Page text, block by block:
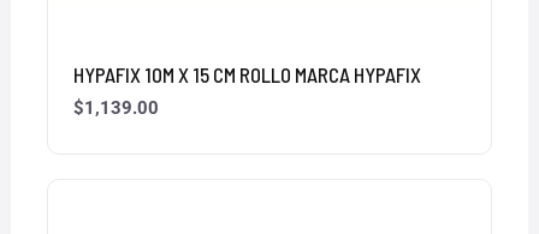
HYPAFIX 10M X 15 CM ROLLO MARCA HYPAFIX
$1,139.00